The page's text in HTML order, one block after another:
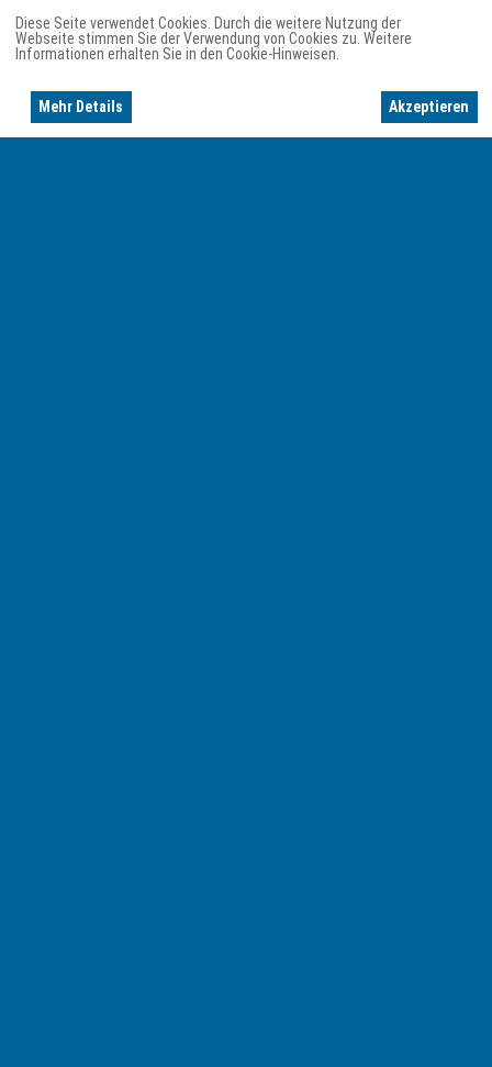
Diese Seite verwendet Cookies. Durch die weitere Nutzung der
Webseite stimmen Sie der Verwendung von Cookies zu. Weitere
Informationen erhalten Sie in den Cookie-Hinweisen.
Mehr Details Akzeptieren